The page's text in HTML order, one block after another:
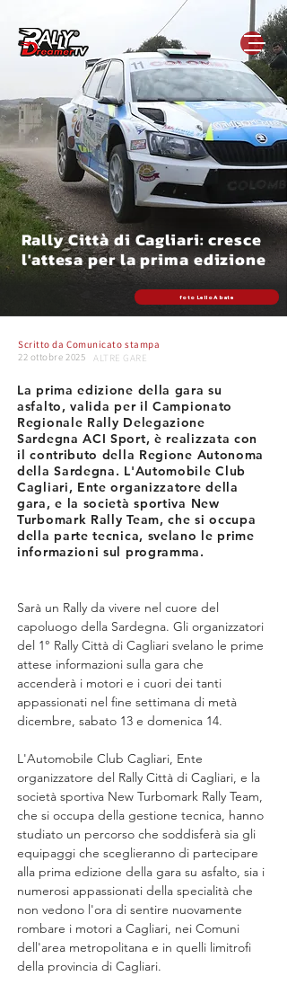
Rally Città di Cagliari: cresce
l'attesa per la prima edizione
foto Lello Abate
Scritto daComunicato stampa
22 ottobre 2025
ALTRE GARE
La prima edizione della gara su
asfalto, valida per il Campionato
Regionale Rally Delegazione
Sardegna ACI Sport, è realizzata con
il contributo della Regione Autonoma
della Sardegna. L'Automobile Club
Cagliari, Ente organizzatore della
gara, e la società sportiva New
Turbomark Rally Team, che si occupa
della parte tecnica, svelano le prime
informazioni sul programma.
Sarà un Rally da vivere nel cuore del
capoluogo della Sardegna. Gli organizzatori
del 1° Rally Città di Cagliari svelano le prime
attese informazioni sulla gara che
accenderà i motori e i cuori dei tanti
appassionati nel fine settimana di metà
dicembre, sabato 13 e domenica 14.
L'Automobile Club Cagliari, Ente
organizzatore del Rally Città di Cagliari, e la
società sportiva New Turbomark Rally Team,
che si occupa della gestione tecnica, hanno
studiato un percorso che soddisferà sia gli
equipaggi che sceglieranno di partecipare
alla prima edizione della gara su asfalto, sia i
numerosi appassionati della specialità che
non vedono l'ora di sentire nuovamente
rombare i motori a Cagliari, nei Comuni
dell'area metropolitana e in quelli limitrofi
della provincia di Cagliari.